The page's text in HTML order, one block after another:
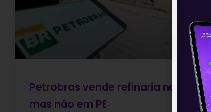
Petrobras vende refinaria no AM,
mas não em PE